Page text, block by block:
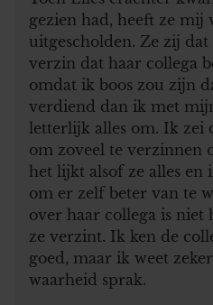
gezien had, heeft ze mij
uitgescholden. Ze zij
verzin dat haar collega
omdat ik boos zou zijn
verdiend dan ik met
letterlijk alles om. Ik zei
om zoveel te verzinnen
het lijkt alsof ze alles en
om er zelf beter van te
over haar collega is niet
ze verzint. Ik ken de
goed, maar ik weet
waarheid sprak.